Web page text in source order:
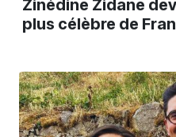
Zinédine Zidane
plus célèbre de